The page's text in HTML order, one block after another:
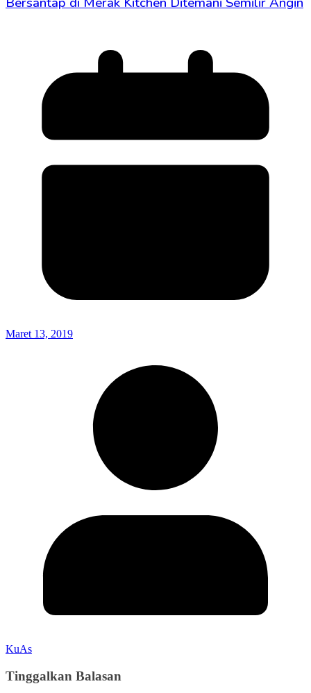
Maret 13, 2019
KuAs
Tinggalkan Balasan